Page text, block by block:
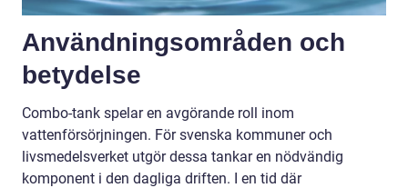
Användningsområden och
betydelse
Combo-tank spelar en avgörande roll inom
vattenförsörjningen. För svenska kommuner och
livsmedelsverket utgör dessa tankar en nödvändig
komponent i den dagliga driften. I en tid där